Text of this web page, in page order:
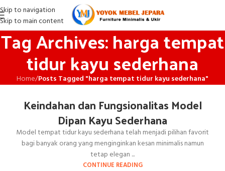
Skip to navigation
Skip to main content
Tag Archives: harga tempat
tidur kayu sederhana
Home/Posts Tagged "harga tempat tidur kayu sederhana"
Keindahan dan Fungsionalitas Model
Dipan Kayu Sederhana
Model tempat tidur kayu sederhana telah menjadi pilihan favorit
bagi banyak orang yang menginginkan kesan minimalis namun
tetap elegan ...
CONTINUE READING